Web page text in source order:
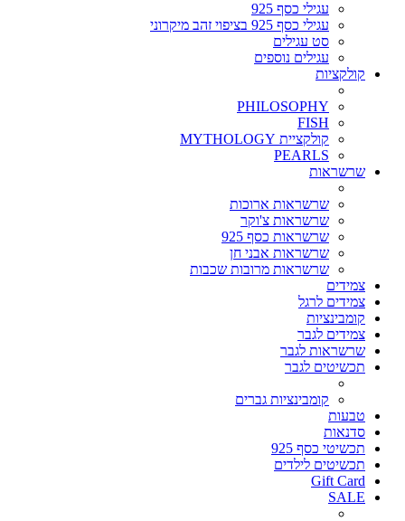
עגילי כסף 925
עגילי כסף 925 בציפוי זהב מיקרוני
סט עגילים
עגילים נוספים
קולקציות
PHILOSOPHY
FISH
קולקציית MYTHOLOGY
PEARLS
שרשראות
שרשראות ארוכות
שרשראות צ'וקר
שרשראות כסף 925
שרשראות אבני חן
שרשראות מרובות שכבות
צמידים
צמידים לרגל
קומבינציות
צמידים לגבר
שרשראות לגבר
תכשיטים לגבר
קומבינציות גברים
טבעות
סדנאות
תכשיטי כסף 925
תכשיטים לילדים
Gift Card
SALE